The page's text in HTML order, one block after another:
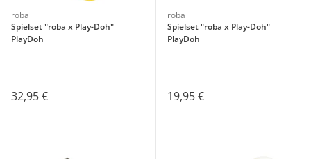
roba
Spielset "roba x Play-Doh"
PlayDoh
32,95 €
roba
Spielset "roba x Play-Doh"
PlayDoh
19,95 €